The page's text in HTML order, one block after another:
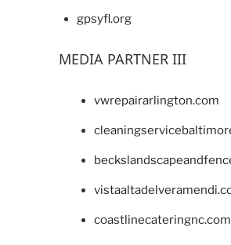
gpsyfl.org
MEDIA PARTNER III
vwrepairarlington.com
coastlinecateringnc.com